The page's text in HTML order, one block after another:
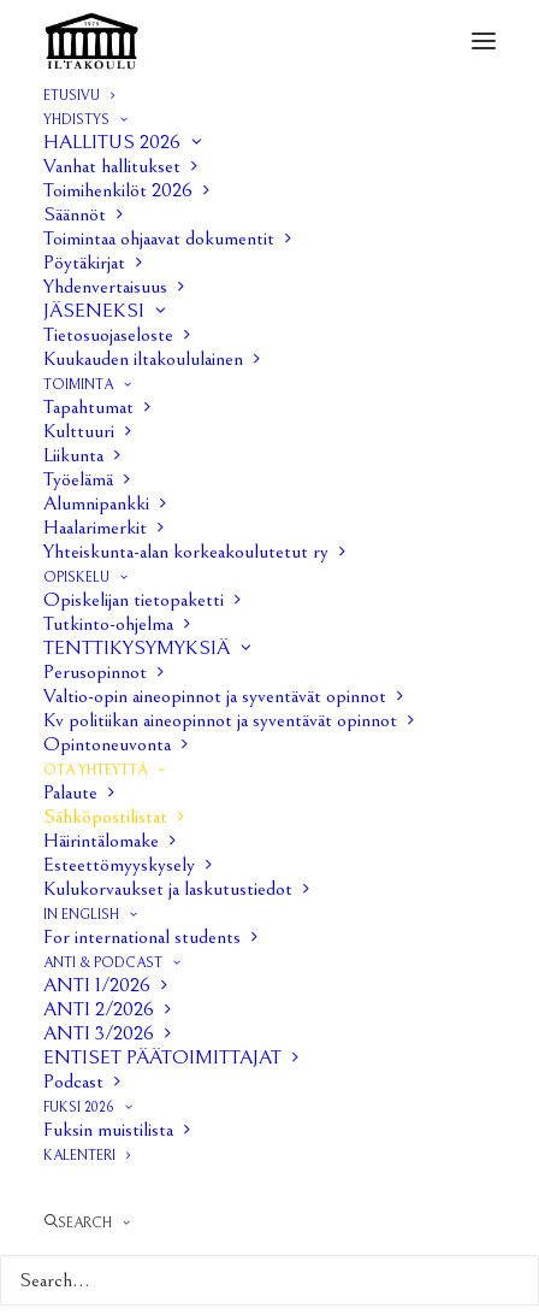
ETUSIVU
YHDISTYS
HALLITUS 2026
Vanhat hallitukset
Toimihenkilöt 2026
Säännöt
Toimintaa ohjaavat dokumentit
Pöytäkirjat
Yhdenvertaisuus
JÄSENEKSI
Tietosuojaseloste
Kuukauden iltakoululainen
TOIMINTA
Tapahtumat
Kulttuuri
Liikunta
Työelämä
Alumnipankki
Haalarimerkit
Yhteiskunta-alan korkeakoulutetut ry
OPISKELU
Opiskelijan tietopaketti
Tutkinto-ohjelma
TENTTIKYSYMYKSIÄ
Perusopinnot
Valtio-opin aineopinnot ja syventävät opinnot
Kv politiikan aineopinnot ja syventävät opinnot
Opintoneuvonta
OTA YHTEYTTÄ
Palaute
Sähköpostilistat
Häirintälomake
Esteettömyyskysely
Kulukorvaukset ja laskutustiedot
IN ENGLISH
For international students
ANTI & PODCAST
ANTI 1/2026
ANTI 2/2026
ANTI 3/2026
ENTISET PÄÄTOIMITTAJAT
Podcast
FUKSI 2026
Fuksin muistilista
KALENTERI
SEARCH
Sähköpostilistat
Home Ota yhteyttä
lltakoulu ry ylläpitää tällä hetkellä kahta eri
postituslistaa:
ILTAKOULU[at]lists.tuni.fi
POLITOLOGIT[at]lists.tuni.fi
Huom!Mikäli sinulla on välitettävää infoa Iltakoulun
jäsenille, olethan yhteydessä ensisijaisesti
iltakoulu@lists.tuni.fi tai tiedotus@iltakoulu.org.
Hallitus välittää tiedon jäsenistölle näiden kanavien
kautta.
Seuraavassa lyhyt katsaus postituslistojen tavoitteisiin:
ILTAKOULU[at]LISTS.TUNI.FI
Postituslistan jäseninä ovat kaikki Iltakoulu ry:n
hallituksen jäsenet. Iltakoulu ry:n hallitukselle voi kuka
tahansa lähettää sähköpostia käyttämällä osoitetta:
iltakoulu[at]lists.tuni.fi
POLITOLOGIT[at]LISTS.TUNI.FI
Varsinainen tiedotuskanavamme kantaa nimeä
politologit@lists.tuni.fi. Politologit-listalta löydät
olennaisen infon liittyen Iltakoulun tapahtumiin ja
opiskeluun politiikan tutkimuksen oppiaineessa ja
Iltakoulun toiminnasta kiinnostunut henkilö. Listalle